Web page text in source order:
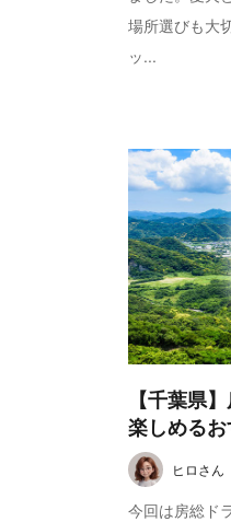
場所選びも大
ッ...
【千葉県
楽しめる
ヒロさん
今回は房総ド